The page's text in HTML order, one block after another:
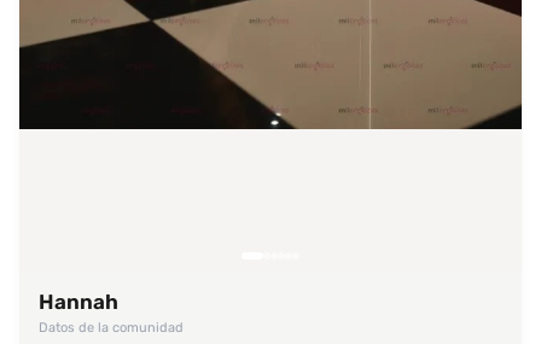
Hannah
Datos de la comunidad